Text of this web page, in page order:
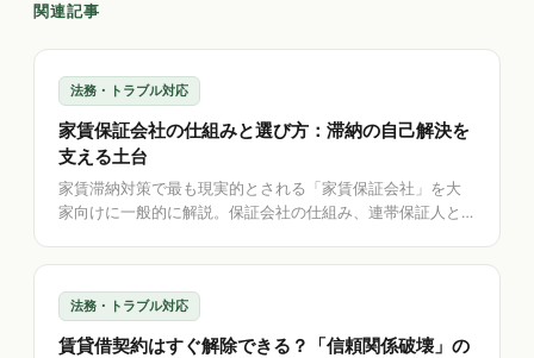
関連記事
法務・トラブル対応
家賃保証会社の仕組みと選び方：滞納の自己解決を
支える土台
家賃滞納対策で最も現実的とされる「家賃保証会社」を大
家向けに一般的に解説。保証会社の仕組み、連帯保証人と
法務・トラブル対応
賃貸借契約はすぐ解除できる？「信頼関係破壊」の